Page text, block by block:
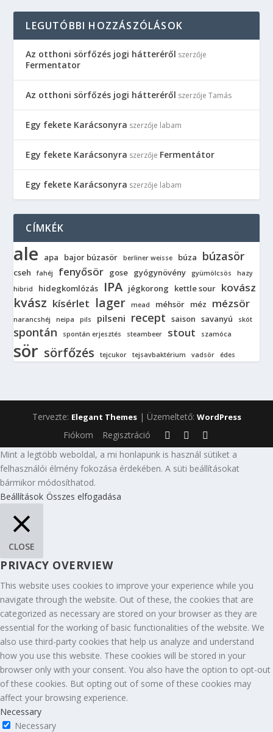
LEGUTÓBBI HOZZÁSZÓLÁSOK
Az otthoni sörfőzés jogi hátteréről szerzője
Fermentator
Az otthoni sörfőzés jogi hátteréről szerzőjeTamás
Egy fekete Karácsonyra szerzője labam
Egy fekete Karácsonyra szerzője Fermentátor
Egy fekete Karácsonyra szerzője labam
CÍMKÉK
ale apa bajor búzasör berliner weisse búza búzasör
cseh fahéj fenyősör gose gyógynövény gyümölcsös
hazy
hibrid
hidegkomlózás IPA jégkorong kettle sour kovász
kvász kísérlet lager mead méhsör méz mézsör
narancshéj neipa pils pilseni recept saison savanyú skót
spontán spontán erjesztés steambeer stout szamóca
sör sörfőzés tejcukor tejsavbaktérium vadsör édes
Tervezte: Elegant Themes| Üzemeltető: WordPress
Fiókom
Regisztráció
Mint a legtöbb weboldal, a mi honlapunk is használ sütiket a
felhasználói élmény fokozása érdekében. A süti beállításokat
bármikor módosíthatod.
Beállítások Összes elfogadása
CLOSE
PRIVACY OVERVIEW
This website uses cookies to improve your experience while you
navigate through the website. Out of these, the cookies that are
categorized as necessary are stored on your browser as they are
essential for the working of basic functionalities of the website. We
also use third-party cookies that help us analyze and understand
how you use this website. These cookies will be stored in your
browser only with your consent. You also have the option to opt-out
of these cookies. But opting out of some of these cookies may
affect your browsing experience.
Necessary
Necessary